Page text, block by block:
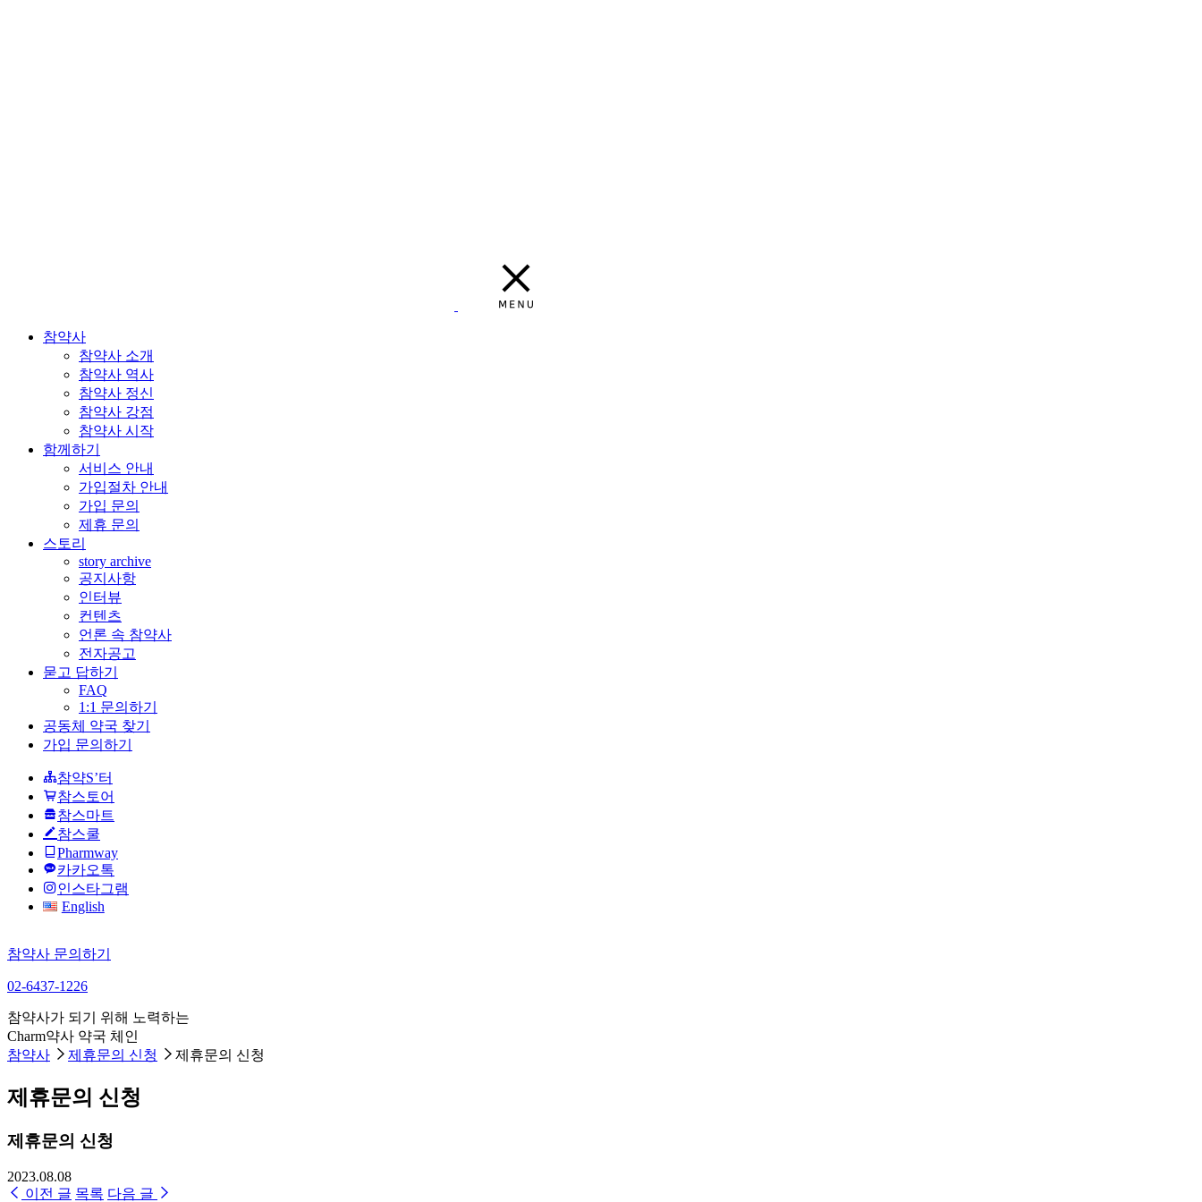
참약사
참약사 소개
참약사 역사
참약사 정신
참약사 강점
참약사 시작
함께하기
서비스 안내
가입절차 안내
가입 문의
제휴 문의
스토리
story archive
공지사항
인터뷰
컨텐츠
언론 속 참약사
전자공고
묻고 답하기
FAQ
1:1 문의하기
공동체 약국 찾기
가입 문의하기
참약S’터
참스토어
참스마트
참스쿨
Pharmway
카카오톡
인스타그램
English
참약사 문의하기
02-6437-1226
참약사가 되기 위해 노력하는
Charm약사 약국 체인
참약사
제휴문의 신청 제휴문의 신청
제휴문의 신청
제휴문의 신청
2023.08.08
이전 글 목록 다음 글